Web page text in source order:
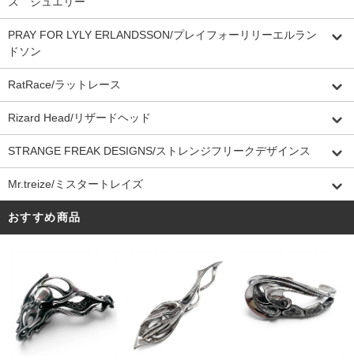
PRAY FOR LYLY ERLANDSSON/プレイフォーリリーエルラン
ドソン
RatRace/ラットレース
Rizard Head/リザードヘッド
STRANGE FREAK DESIGNS/ストレンジフリークデザインス
Mr.treize/ミスタートレイズ
おすすめ商品